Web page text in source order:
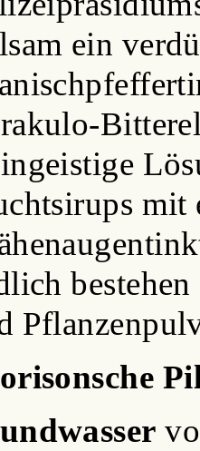
ein
mit